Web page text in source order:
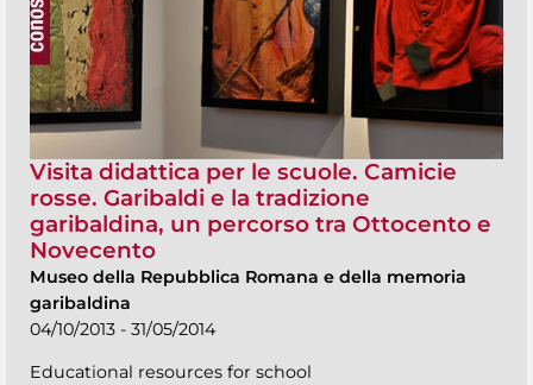
Visita didattica per le scuole. Camicie
rosse. Garibaldi e la tradizione
garibaldina, un percorso tra Ottocento e
Novecento
Museo della Repubblica Romana e della memoria
garibaldina
04/10/2013 - 31/05/2014
Educational resources for school